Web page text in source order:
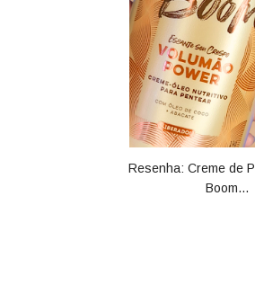
Resenha: Creme de
Boom...